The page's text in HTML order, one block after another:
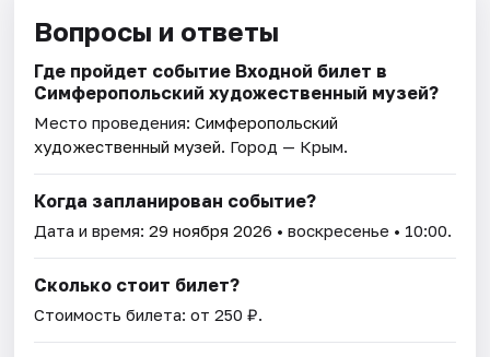
Вопросы и ответы
Где пройдет событие Входной билет в
Симферопольский художественный музей?
Место проведения:Симферопольский
художественный музей. Город — Крым.
Когда запланирован событие?
Дата и время:29 ноября 2026 • воскресенье • 10:00.
Сколько стоит билет?
Стоимость билета: от 250 ₽.